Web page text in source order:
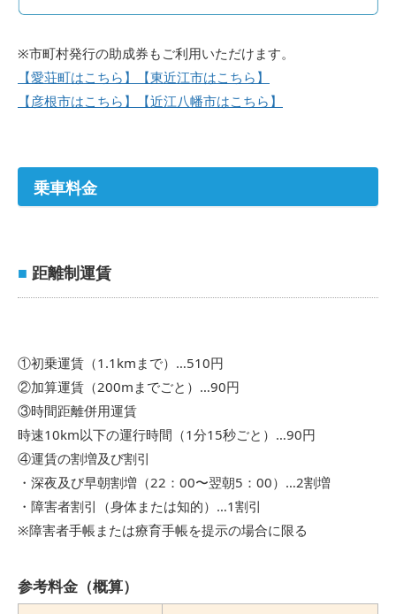
※市町村発行の助成券もご利用いただけます。
【愛荘町はこちら】
【東近江市はこちら】
【彦根市はこちら】
【近江八幡市はこちら】
乗車料金
■ 距離制運賃
①初乗運賃（1.1kmまで）…510円
②加算運賃（200mまでごと）…90円
③時間距離併用運賃
時速10km以下の運行時間（1分15秒ごと）…90円
④運賃の割増及び割引
・深夜及び早朝割増（22：00〜翌朝5：00）…2割増
・障害者割引（身体または知的）…1割引
※障害者手帳または療育手帳を提示の場合に限る
参考料金（概算）